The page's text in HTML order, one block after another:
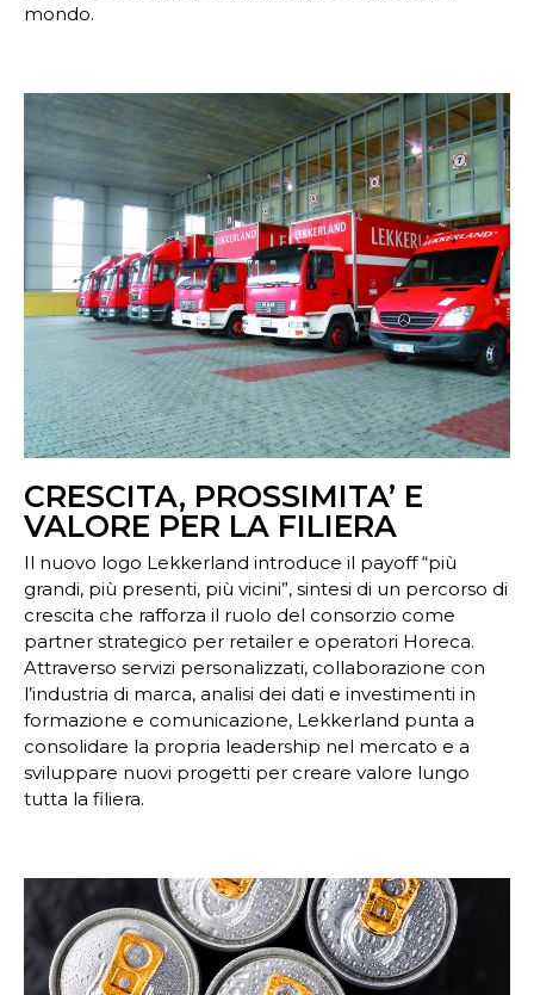
mondo.
CRESCITA, PROSSIMITA’ E
VALORE PER LA FILIERA
Il nuovo logo Lekkerland introduce il payoff “più
grandi, più presenti, più vicini”, sintesi di un percorso di
crescita che rafforza il ruolo del consorzio come
partner strategico per retailer e operatori Horeca.
Attraverso servizi personalizzati, collaborazione con
l’industria di marca, analisi dei dati e investimenti in
formazione e comunicazione, Lekkerland punta a
consolidare la propria leadership nel mercato e a
sviluppare nuovi progetti per creare valore lungo
tutta la filiera.